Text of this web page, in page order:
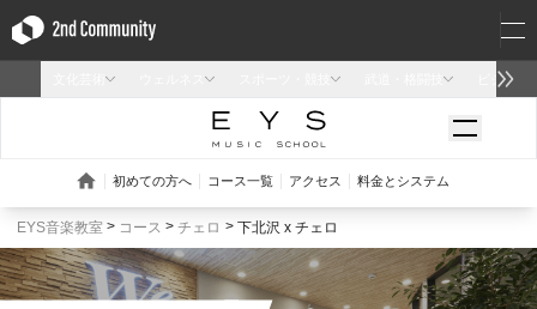
EYS音楽教室 コース チェロ 下北沢 x チェロ